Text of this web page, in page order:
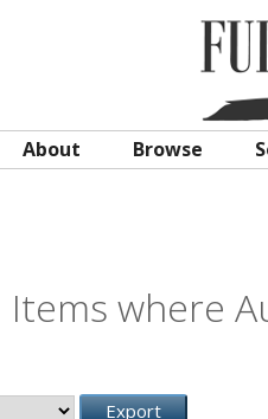
About Browse
Items where